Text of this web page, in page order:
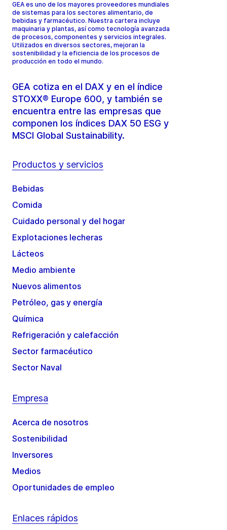
GEA es uno de los mayores proveedores mundiales
de sistemas para los sectores alimentario, de
bebidas y farmacéutico. Nuestra cartera incluye
maquinaria y plantas, así como tecnología avanzada
de procesos, componentes y servicios integrales.
Utilizados en diversos sectores, mejoran la
sostenibilidad y la eficiencia de los procesos de
producción en todo el mundo.
GEA cotiza en el DAX y en el índice
STOXX® Europe 600, y también se
encuentra entre las empresas que
componen los índices DAX 50 ESG y
MSCI Global Sustainability.
Productos y servicios
Bebidas
Comida
Cuidado personal y del hogar
Explotaciones lecheras
Lácteos
Medio ambiente
Nuevos alimentos
Petróleo, gas y energía
Química
Refrigeración y calefacción
Sector farmacéutico
Sector Naval
Empresa
Acerca de nosotros
Sostenibilidad
Inversores
Medios
Oportunidades de empleo
Enlaces rápidos